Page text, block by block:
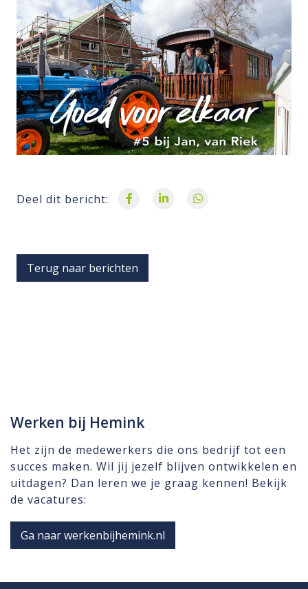
Deel dit bericht:
Terug naar berichten
Werken bij Hemink
Het zijn de medewerkers die ons bedrijf tot een
succes maken. Wil jij jezelf blijven ontwikkelen en
uitdagen? Dan leren we je graag kennen! Bekijk
de vacatures:
Ga naar werkenbijhemink.nl